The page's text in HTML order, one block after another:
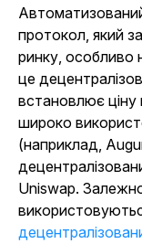
протокол, який
ринку, особливо
це
встановлює ціну
широко
(наприклад,
Uniswap. Залежно